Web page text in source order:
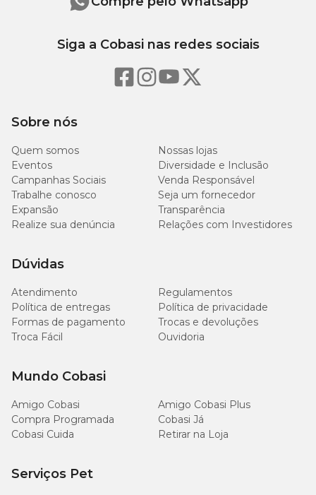
Sobre nós
Quem somos
Nossas lojas
Eventos
Diversidade e Inclusão
Campanhas Sociais
Venda Responsável
Trabalhe conosco
Seja um fornecedor
Expansão
Transparência
Realize sua denúncia
Relações com Investidores
Dúvidas
Atendimento
Regulamentos
Política de entregas
Política de privacidade
Formas de pagamento
Trocas e devoluções
Troca Fácil
Ouvidoria
Mundo Cobasi
Amigo Cobasi
Amigo Cobasi Plus
Compra Programada
Cobasi Já
Cobasi Cuida
Retirar na Loja
Serviços Pet
Siga a Cobasi nas redes sociais